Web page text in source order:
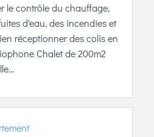
le contrôle du chauffage,
d'eau, des incendies et
réceptionner des colis en
Chalet de 200m2